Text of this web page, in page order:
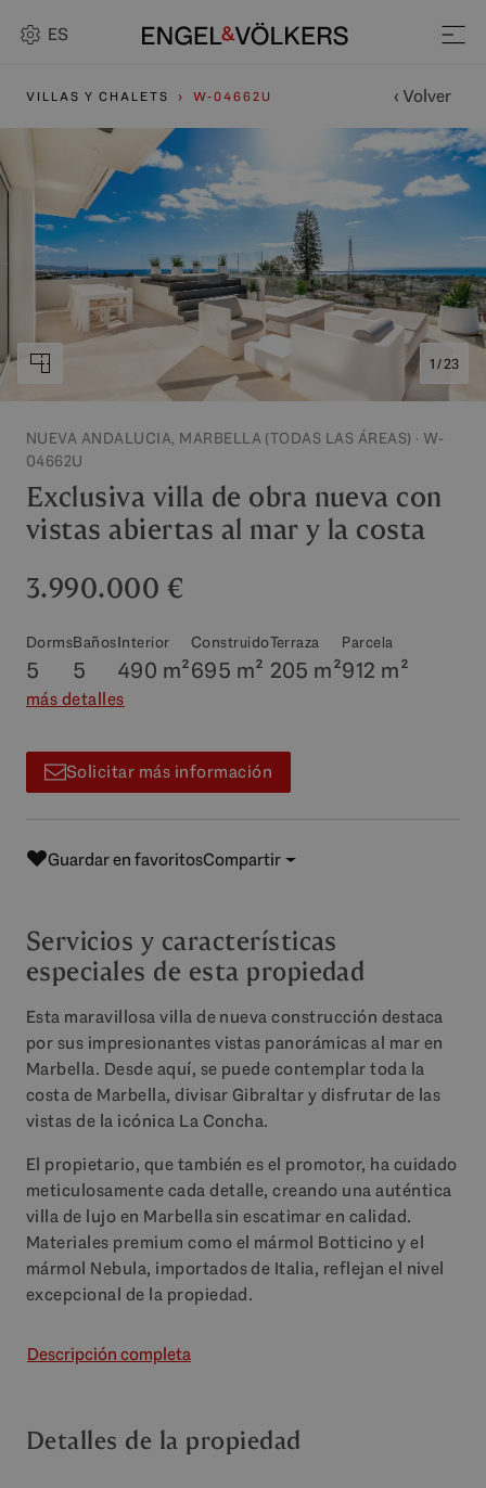
ES
VILLAS Y CHALETS W-04662U ‹ Volver
1 / 23
NUEVA ANDALUCIA, MARBELLA (TODAS LAS ÁREAS) · W-
04662U
Exclusiva villa de obra nueva con
vistas abiertas al mar y la costa
3.990.000 €
Dorms
5
Baños
5
Interior
490 m²
Construido
695 m²
Terraza
205 m²
Parcela
912 m²
más detalles
Solicitar más información
Guardar en favoritosCompartir
Servicios y características
especiales de esta propiedad
Esta maravillosa villa de nueva construcción destaca
por sus impresionantes vistas panorámicas al mar en
Marbella. Desde aquí, se puede contemplar toda la
costa de Marbella, divisar Gibraltar y disfrutar de las
vistas de la icónica La Concha.
El propietario, que también es el promotor, ha cuidado
meticulosamente cada detalle, creando una auténtica
villa de lujo en Marbella sin escatimar en calidad.
Materiales premium como el mármol Botticino y el
mármol Nebula, importados de Italia, reflejan el nivel
excepcional de la propiedad.
Descripción completa
Detalles de la propiedad